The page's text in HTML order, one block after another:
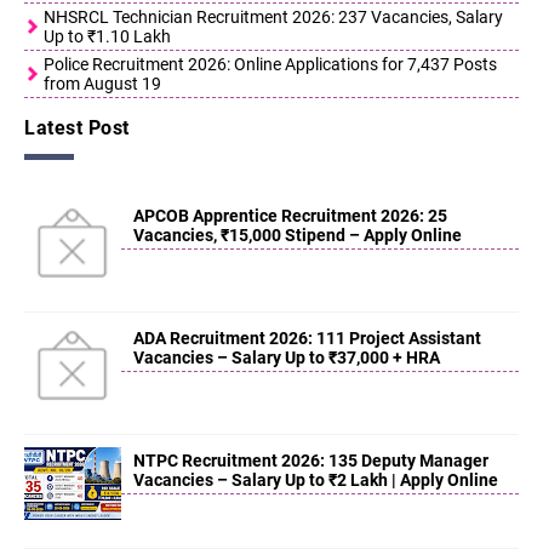
NHSRCL Technician Recruitment 2026: 237 Vacancies, Salary
Up to ₹1.10 Lakh
Police Recruitment 2026: Online Applications for 7,437 Posts
from August 19
Latest Post
APCOB Apprentice Recruitment 2026: 25
Vacancies, ₹15,000 Stipend – Apply Online
ADA Recruitment 2026: 111 Project Assistant
Vacancies – Salary Up to ₹37,000 + HRA
NTPC Recruitment 2026: 135 Deputy Manager
Vacancies – Salary Up to ₹2 Lakh | Apply Online